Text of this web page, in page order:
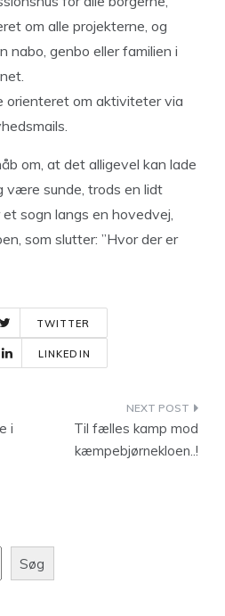
om alle projekterne, og
nabo, genbo eller familien i
orienteret om aktiviteter via
om, at det alligevel kan lade
være sunde, trods en lidt
sogn langs en hovedvej,
som slutter: ”Hvor der er
TWITTER
LINKEDIN
i
Til fælles kamp mod
kæmpebjørnekloen..!
Søg